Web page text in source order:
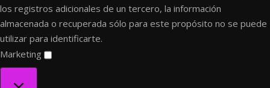
los registros adicionales de un tercero, la información
almacenada o recuperada sólo para este propósito no se puede
utilizar para identificarte.
Marketing
Marketing